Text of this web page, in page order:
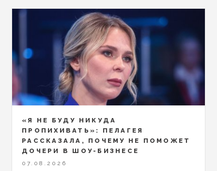
«Я НЕ БУДУ НИКУДА
ПРОПИХИВАТЬ»: ПЕЛАГЕЯ
РАССКАЗАЛА, ПОЧЕМУ НЕ ПОМОЖЕТ
ДОЧЕРИ В ШОУ-БИЗНЕСЕ
07.08.2026